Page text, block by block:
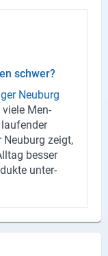
schwer?
Neu­burg
viele Men­
Neu­burg zeigt,
bes­ser
un­ter­